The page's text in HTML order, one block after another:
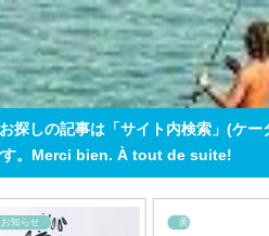
しの記事は「サイト内検索」(ケ
す。Merci bien. À tout de suite!
旅行者のダジュール・ルール